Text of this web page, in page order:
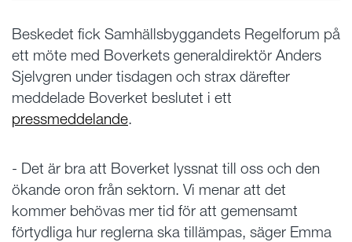
Beskedet fick Samhällsbyggandets Regelforum på
ett möte med Boverkets generaldirektör Anders
Sjelvgren under tisdagen och strax därefter
meddelade Boverket beslutet i ett
pressmeddelande.
- Det är bra att Boverket lyssnat till oss och den
ökande oron från sektorn. Vi menar att det
kommer behövas mer tid för att gemensamt
förtydliga hur reglerna ska tillämpas, säger Emma